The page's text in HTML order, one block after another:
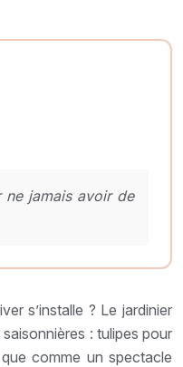
ne jamais avoir de
s’installe ? Le jardinier
: tulipes pour
comme un spectacle